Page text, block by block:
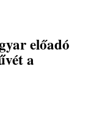
előadó
a